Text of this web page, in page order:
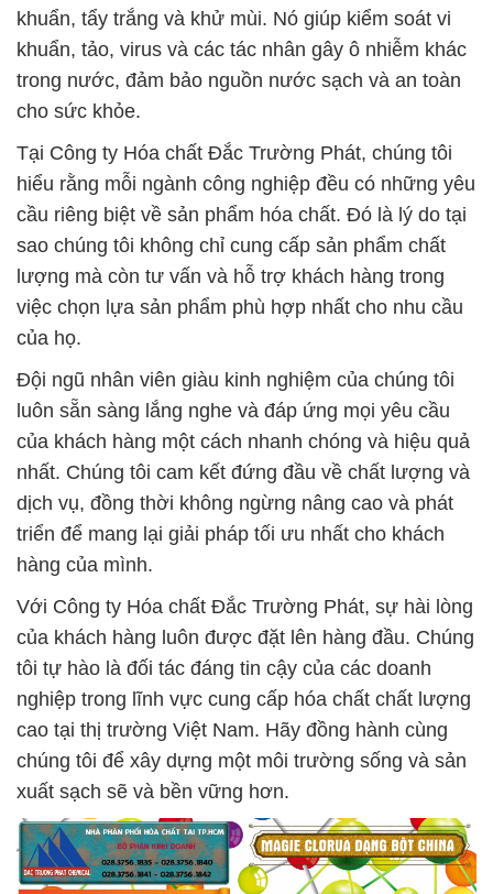
khuẩn, tẩy trắng và khử mùi. Nó giúp kiểm soát vi
khuẩn, tảo, virus và các tác nhân gây ô nhiễm khác
trong nước, đảm bảo nguồn nước sạch và an toàn
cho sức khỏe.
Tại Công ty Hóa chất Đắc Trường Phát, chúng tôi
hiểu rằng mỗi ngành công nghiệp đều có những yêu
cầu riêng biệt về sản phẩm hóa chất. Đó là lý do tại
sao chúng tôi không chỉ cung cấp sản phẩm chất
lượng mà còn tư vấn và hỗ trợ khách hàng trong
việc chọn lựa sản phẩm phù hợp nhất cho nhu cầu
của họ.
Đội ngũ nhân viên giàu kinh nghiệm của chúng tôi
luôn sẵn sàng lắng nghe và đáp ứng mọi yêu cầu
của khách hàng một cách nhanh chóng và hiệu quả
nhất. Chúng tôi cam kết đứng đầu về chất lượng và
dịch vụ, đồng thời không ngừng nâng cao và phát
triển để mang lại giải pháp tối ưu nhất cho khách
hàng của mình.
Với Công ty Hóa chất Đắc Trường Phát, sự hài lòng
của khách hàng luôn được đặt lên hàng đầu. Chúng
tôi tự hào là đối tác đáng tin cậy của các doanh
nghiệp trong lĩnh vực cung cấp hóa chất chất lượng
cao tại thị trường Việt Nam. Hãy đồng hành cùng
chúng tôi để xây dựng một môi trường sống và sản
xuất sạch sẽ và bền vững hơn.